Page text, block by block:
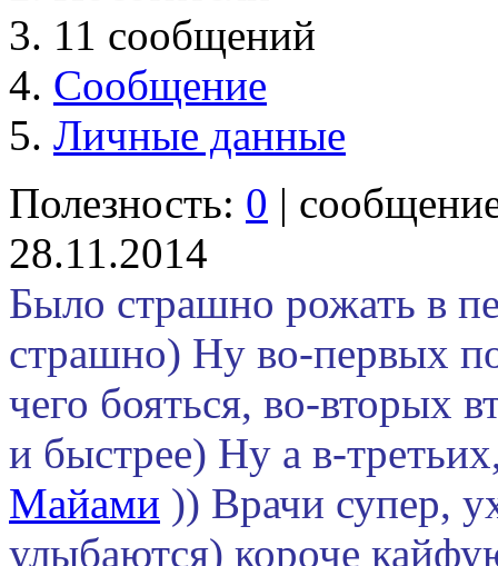
11 сообщений
Сообщение
Личные данные
Полезность: 0 |
28.11.2014
Было страшно рожать в
страшно) Ну во-первых
чего бояться, во-вторых
и быстрее) Ну а в-
Майами )) Врачи супер,
улыбаются) короче